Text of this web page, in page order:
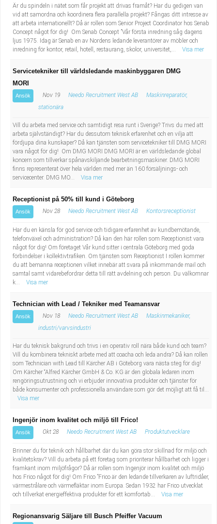
Är du spindeln i nätet som får projekt att drivas framåt? Har du gedigen van
vid att samordna och koordinera flera parallella projekt? Fångas ditt intresse av
att arbeta internationellt? Då är rollen som Senior Project Coordinator hos Senab
Concept något för dig! Om Senab Concept ”Vår första inredning såg dagens
ljus 1975. Idag är Senab en av Nordens ledande leverantörer av möbler och
inredning för kontor, retail, hotell, restaurang, skolor, universitet,...
Visa mer
Servicetekniker till världsledande maskinbyggaren DMG
MORI
Ansök Nov 19 Needo Recruitment West AB
Maskinreparatör,
stationära
Vill du arbeta med service och samtidigt resa runt i Sverige? Trivs du med att
arbeta självständigt? Har du dessutom teknisk erfarenhet och en vilja att
fördjupa dina kunskaper? Då kan tjänsten som servicetekniker till DMG MORI
vara något för dig! Om DMG MORI DMG MORI är en världsledande global
koncern som tillverkar spånavskiljande bearbetningsmaskiner. DMG MORI
finns representerat över hela världen med mer än 160 försäljnings- och
servicecenter. DMG MO...
Visa mer
Receptionist på 50% till kund i Göteborg
Ansök Nov 28 Needo Recruitment West AB Kontorsreceptionist
Har du en känsla för god service och tidigare erfarenhet av kundbemötande,
telefonväxel och administration? Då kan den här rollen som Receptionist vara
något för dig! Om företaget Vår kund sitter i centrala Göteborg med goda
förbindelser i kollektivtrafiken. Om tjänsten som Receptionist I rollen kommer
du att bemanna receptionen vilket innebär att svara på inkommande mail och
samtal samt vidarebefordrar detta till rätt avdelning och person. Du välkomnar
k...
Visa mer
Technician with Lead / Tekniker med Teamansvar
Ansök Nov 18 Needo Recruitment West AB
Maskinmekaniker,
industri/varvsindustri
Har du teknisk bakgrund och trivs i en operativ roll nära både kund och team?
Vill du kombinera tekniskt arbete med att coacha och leda andra? Då kan rollen
som Technician with Lead till Kärcher AB i Göteborg vara nästa steg för dig!
Om Kärcher “Alfred Kärcher GmbH & Co. KG är den globala ledaren inom
rengöringsutrustning och vi erbjuder innovativa produkter och tjänster för
både konsumenter och professionella användare som gör det möjligt att få til...
Visa mer
Ingenjör inom kvalitet och miljö till Frico!
Ansök Okt 28 Needo Recruitment West AB Produktutvecklare
Brinner du för teknik och hållbarhet där du kan göra stor skillnad för miljö och
kvalitetskrav? Vill du arbeta på ett företag som prioriterar hållbarhet och ligger i
framkant inom miljöfrågor? Då är rollen som Ingenjör inom kvalitet och miljö
hos Frico något för dig! Om Frico ”Frico är den ledande tillverkaren av luftridåer,
värmestrålare och värmefläktar inom Europa. Sedan 1932 har Frico utvecklat
och tillverkat energieffektiva produkter för ett komfortab...
Visa mer
Regionansvarig Säljare till Busch Pfeiffer Vacuum